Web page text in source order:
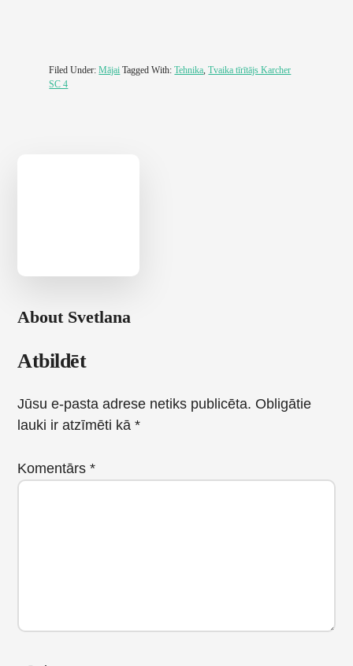
Filed Under:Mājai Tagged With:Tehnika,Tvaika tīrītājs Karcher
SC 4
About Svetlana
Reader
Interactions
Atbildēt
Jūsu e-pasta adrese netiks publicēta. Obligātie
lauki ir atzīmēti kā*
Komentārs*